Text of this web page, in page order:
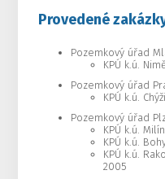
Provedené
Pozemkový úřad
KPÚ k.ú.
Pozemkový úřad
KPÚ k.ú.
Pozemkový úřad
KPÚ k.ú.
KPÚ k.ú.
KPÚ k.ú.
2005